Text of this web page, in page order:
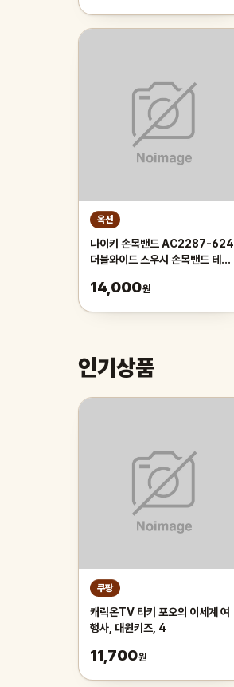
옥션
나이키 손목밴드 AC2287-624
더블와이드 스우시 손목밴드 테니
포츠밴드
14,000원
인기상품
쿠팡
캐릭온TV 타키 포오의 이세계 여
행사, 대원키즈, 4
11,700원